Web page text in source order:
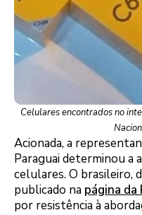
Celulares encontrados no
Acionada, a
Paraguai determinou a
celulares. O brasileiro,
publicado na página da
por resistência à